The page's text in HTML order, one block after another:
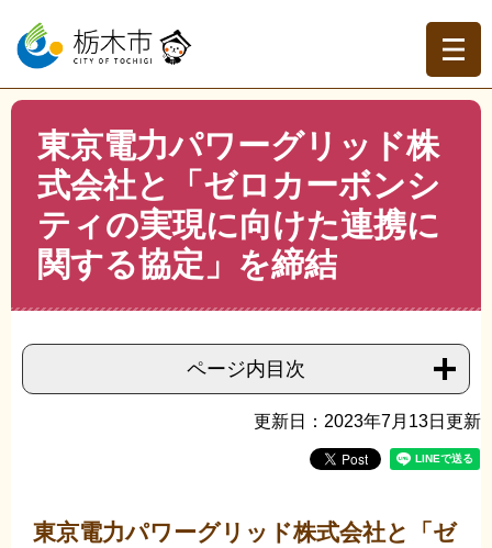
ー
の
先
ニ
ー
を
トップページ >分類でさがす >くらしの情報
自然・環
境保全 >エコ環境都市 > 東京電力パワーグリッド株式会社
と「ゼロカーボンシティの実現に向けた連携に関する協
定」を締結
東京電力パワーグリッド株
式会社と「ゼロカーボンシ
ティの実現に向けた連携に
関する協定」を締結
ページ内目次
更新日：2023年7月13日更新
東京電力パワーグリッド株式会社と「ゼ